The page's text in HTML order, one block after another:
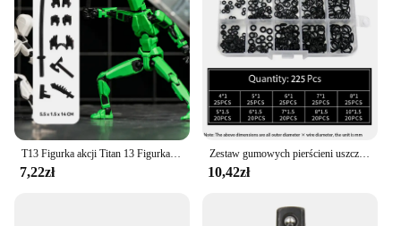
T13 Figurka akcji Titan 13 Figurka akcji Manekin Lucky 13 Figurka akcji z nadrukiem 3D Wieloprzegubowy ruchomy figurka akcji Nova 13 Zabawka
7,22zł
Zestaw gumowych pierścieni uszczelniających Uszczelki z gumy nitrylowej Zestaw naprawczy o-ringów wysokociśnieniowych Elastyczna opaska O Pierścienie gumowe
10,42zł